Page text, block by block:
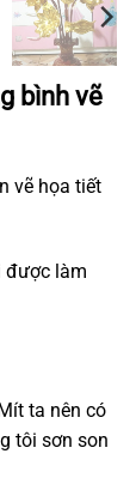
bình vẽ
vẽ họa tiết
được làm
ta nên có
tôi sơn son